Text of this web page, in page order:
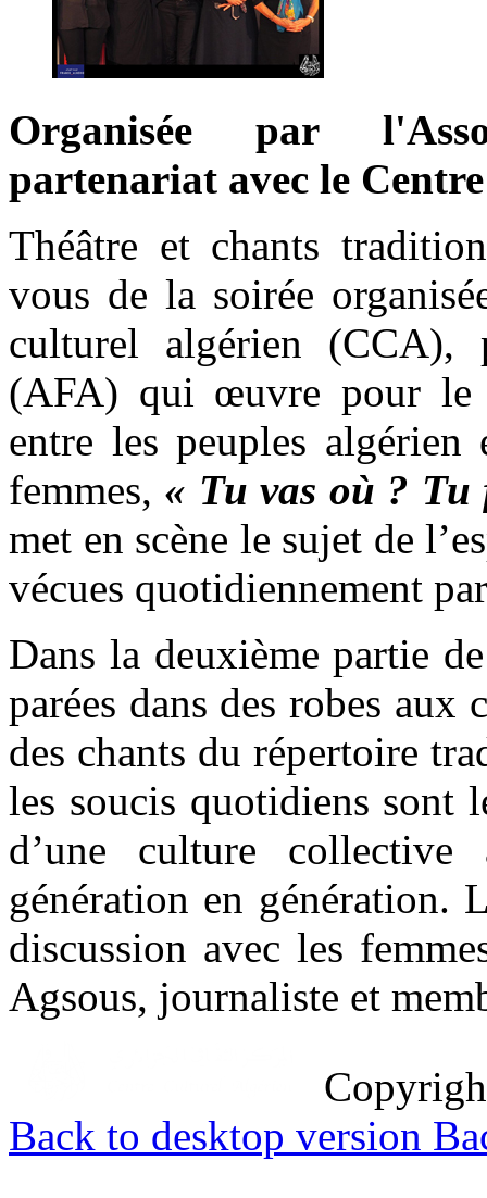
Organisée par
partenariat avec le
Théâtre et chants
vous de la soirée
culturel algérien (CCA),
(AFA) qui œuvre pour le
entre les peuples
femmes, « Tu vas où ?
met en scène le sujet de
vécues quotidiennement
Dans la deuxième partie
parées dans des robes aux
des chants du répertoire
les soucis quotidiens sont
d’une culture
génération en génération.
discussion avec les
Agsous, journaliste et
Back to desktop version